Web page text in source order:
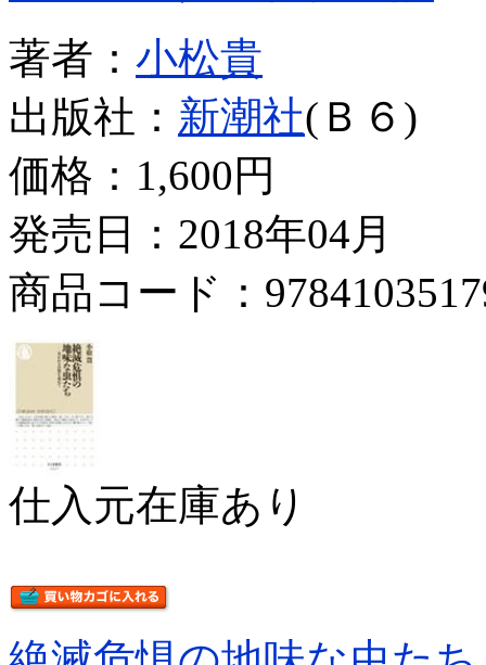
著者： 小松貴
出版社： 新潮社(Ｂ６)
価格： 1,600円
発売日：2018年04月
商品コード：
仕入元在庫あり